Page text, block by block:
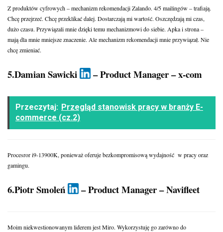
Z produktów cyfrowych – mechanizm rekomendacji Zalando. 4/5 mailingów – trafiają.
Chcę przejrzeć. Chcę przeklikać dalej. Dostarczają mi wartość. Oszczędzają mi czas,
dużo czasu. Przywiązali mnie dzięki temu mechanizmowi do siebie. Apka i strona –
mają dla mnie mniejsze znaczenie. Ale mechanizm rekomendacji mnie przywiązał. Nie
chcę zmieniać.
5.Damian Sawicki – Product Manager – x-com
Przeczytaj: Przegląd stanowisk pracy w branży E-
commerce (cz.2)
Procesror i9-13900K, ponieważ oferuje bezkompromisową wydajność w pracy oraz
gamingu.
6.Piotr Smoleń – Product Manager – Navifleet
Moim niekwestionowanym liderem jest Miro. Wykorzystuję go zarówno do